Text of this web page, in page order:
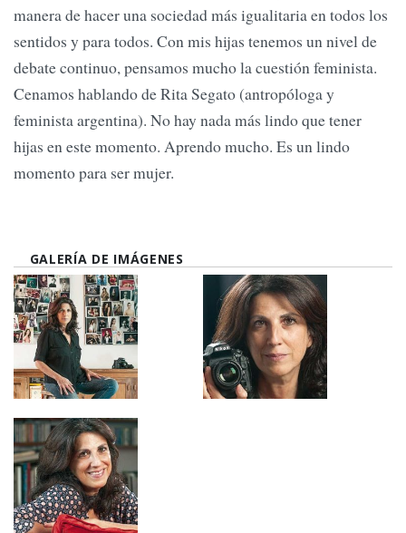
manera de hacer una sociedad más igualitaria en todos los
sentidos y para todos. Con mis hijas tenemos un nivel de
debate continuo, pensamos mucho la cuestión feminista.
Cenamos hablando de Rita Segato (antropóloga y
feminista argentina). No hay nada más lindo que tener
hijas en este momento. Aprendo mucho. Es un lindo
momento para ser mujer.
GALERÍA DE IMÁGENES